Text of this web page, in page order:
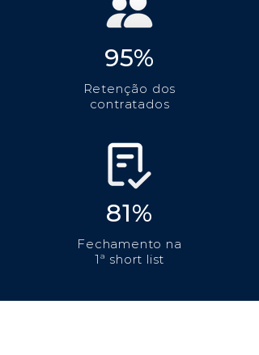
95%
Retenção dos
contratados
81%
Fechamento na
1ª short list